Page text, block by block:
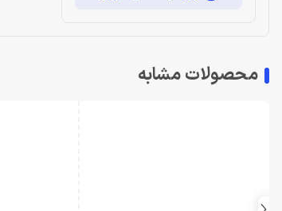
محصولات مشابه